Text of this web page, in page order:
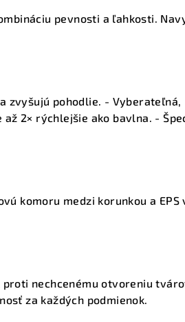
pevnosti a ľahkosti.
zvyšujú pohodlie. -
až 2× rýchlejšie ako bavlna. -
komoru medzi korunkou a
proti nechcenému otvoreniu
za každých podmienok.